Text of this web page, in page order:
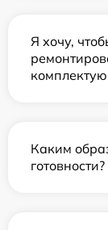
Я хочу,
Каким
готовности?